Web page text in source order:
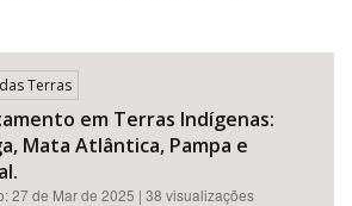
Terras
em Terras Indígenas:
Mata Atlântica, Pampa e
27 de Mar de 2025 | 38 visualizações